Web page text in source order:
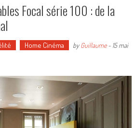
Focal série 100 : de la
Home Cinéma byGuillaume- 15 mai